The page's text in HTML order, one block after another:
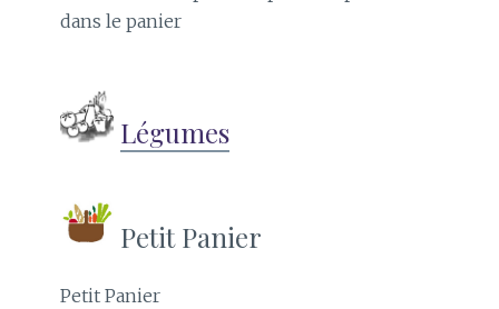
dans le panier
Légumes
Petit Panier
Petit Panier